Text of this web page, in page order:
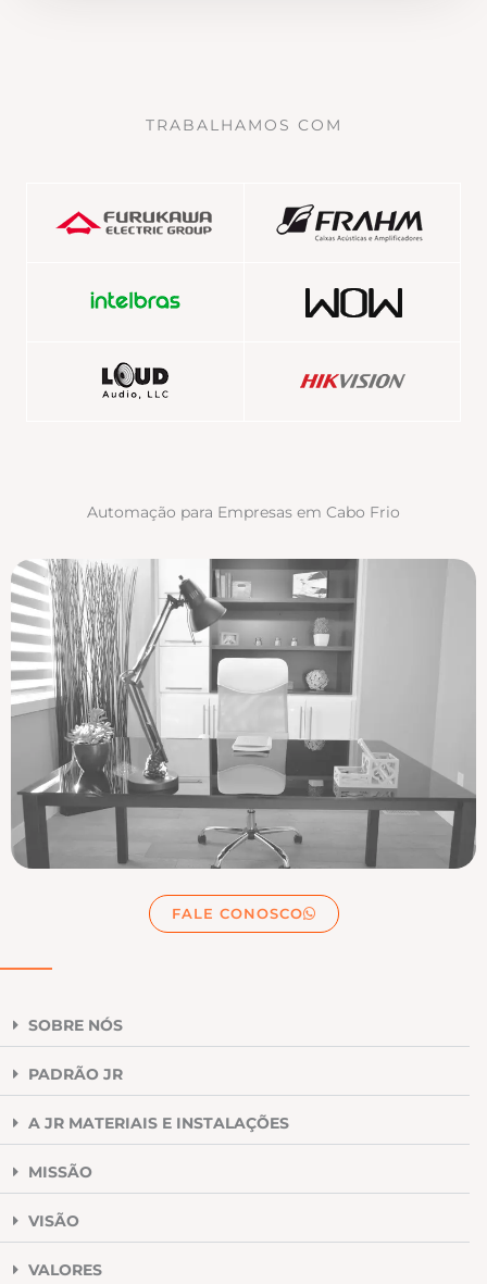
TRABALHAMOS COM
Automação para Empresas em Cabo Frio
FALE CONOSCO
SOBRE NÓS
PADRÃO JR
A JR MATERIAIS E INSTALAÇÕES
MISSÃO
VISÃO
VALORES